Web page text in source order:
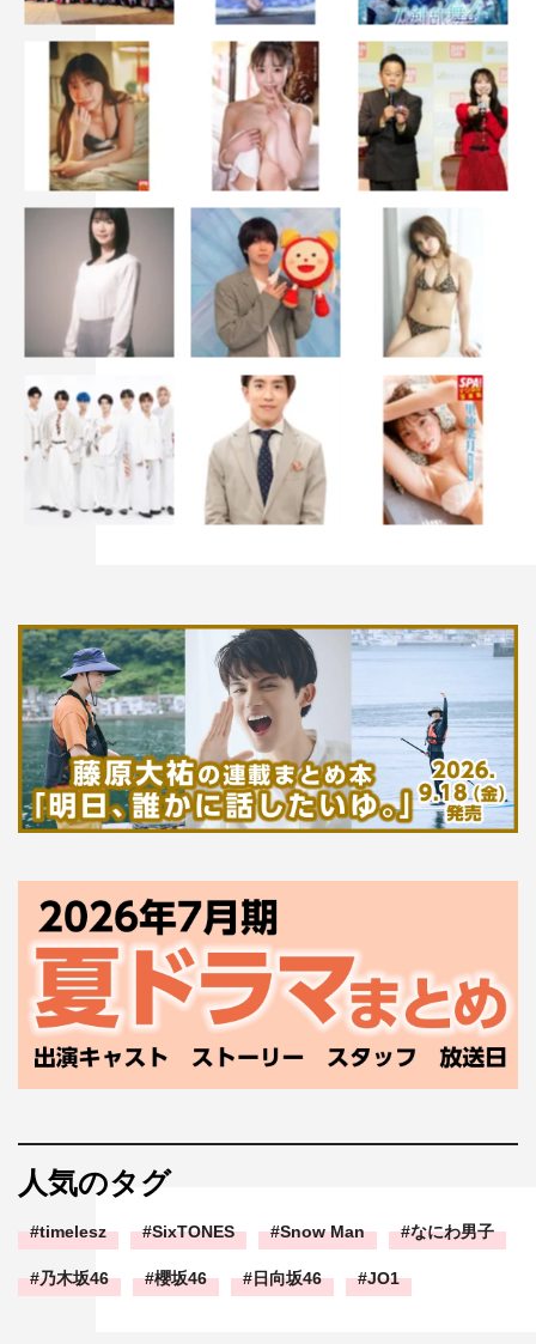
『わろてんか』
今号のWOWOW
料理番組献立表
地上波＆BS映画
タレントスケジュール
エンタメPick Up
ヒットランキング
Music＆Cinema＆DVD
PRESENT
【北海道・青森版】【首都圏版】【静岡版】【愛知・岐
阜・三重版】【関西版】【福岡・佐賀・山口版】
内容は、一部変更になる場合があります。あらかじめご了
はこちら
1 全文表示
ジャニーズ 多部未華子
蒼井優
人気のタグ
timelesz SixTONES Snow Man なにわ男子
乃木坂46 櫻坂46 日向坂46 JO1